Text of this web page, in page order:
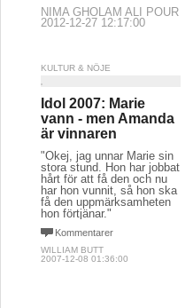
NIMA GHOLAM ALI POUR
2012-12-27 12:17:00
KULTUR & NÖJE
Idol 2007: Marie
vann - men Amanda
är vinnaren
"Okej, jag unnar Marie sin
stora stund. Hon har jobbat
hårt för att få den och nu
har hon vunnit, så hon ska
få den uppmärksamheten
hon förtjänar."
Kommentarer
WILLIAM BUTT
2007-12-08 01:36:00